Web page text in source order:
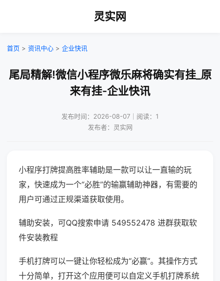
灵实网
首页 > 资讯中心 > 企业快讯
尾局精解!微信小程序微乐麻将确实有挂_原
来有挂-企业快讯
发布时间：2026-08-07｜阅读：1
发布者：灵实网
小程序打牌提高胜率辅助是一款可以让一直输的玩
家，快速成为一个“必胜”的输赢辅助神器，有需要的
用户可通过正规渠道获取使用。
辅助安装，可QQ搜索申请 549552478 进群获取软
件安装教程
手机打牌可以一键让你轻松成为“必赢”。其操作方式
十分简单，打开这个应用便可以自定义手机打牌系统